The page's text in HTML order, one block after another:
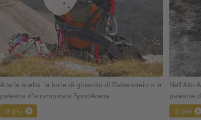
A te la scelta: la torre di ghiaccio di Rabenstein o la
palestra d'arrampicata SportArena ...
di più
Nell'Alto
palestre
di più